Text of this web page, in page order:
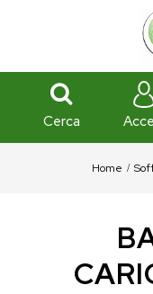
Cerca
Home